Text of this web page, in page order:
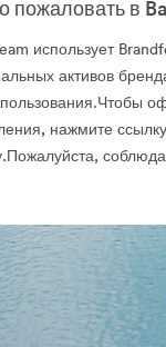
пожаловать в
использует
активов
нажмите